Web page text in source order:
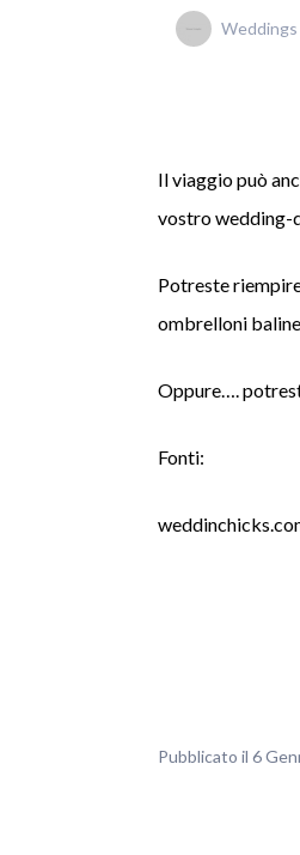
Weddings
Il viaggio può
vostro wedding-
Potreste
ombrelloni
Oppure….
Fonti:
Pubblicato il 6